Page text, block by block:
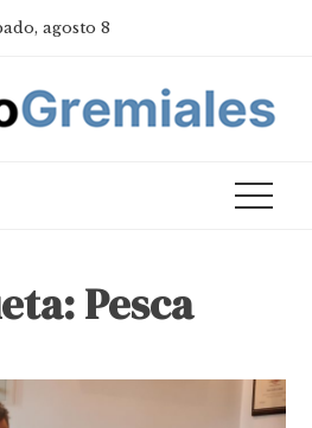
agosto 8
Pesca